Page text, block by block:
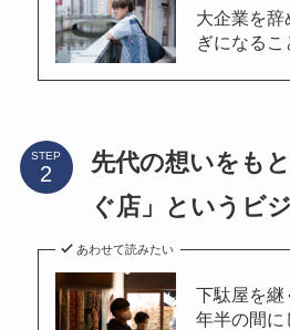
大企業を辞
ぎになる
STEP
先代の想いをも
ぐ店」というビ
あわせて読みたい
下駄屋を継
年半の間に